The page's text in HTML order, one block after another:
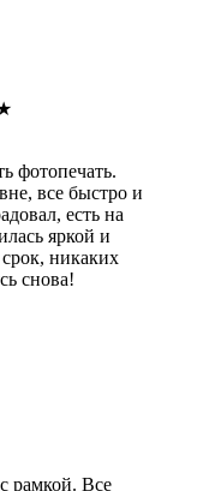
фотопечать.
все быстро и
есть на
яркой и
никаких
снова!
рамкой. Все